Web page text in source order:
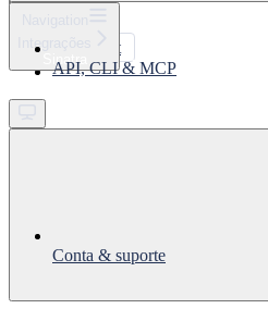
Support
Get started
Integrações
Sinatra
API, CLI & MCP
Conta & suporte